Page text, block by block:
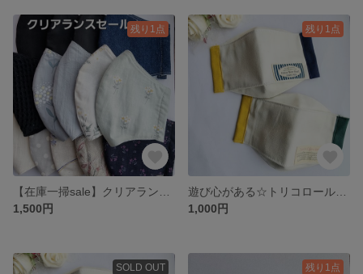
残り1点
1,500円
残り1点
1,000円
SOLD OUT 残り1点